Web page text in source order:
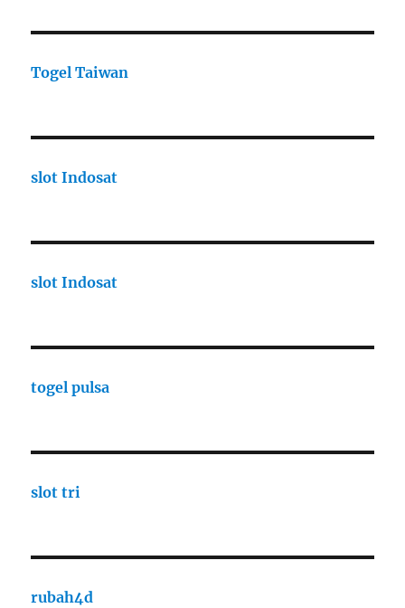
Togel Taiwan
slot Indosat
slot Indosat
togel pulsa
slot tri
rubah4d